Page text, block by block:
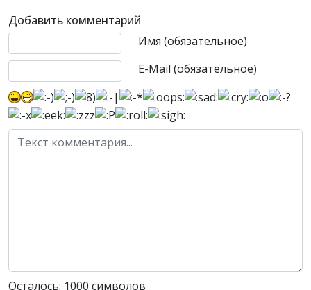
Добавить комментарий
Имя (обязательное)
E-Mail (обязательное)
Текст комментария
Осталось: 1000 символов